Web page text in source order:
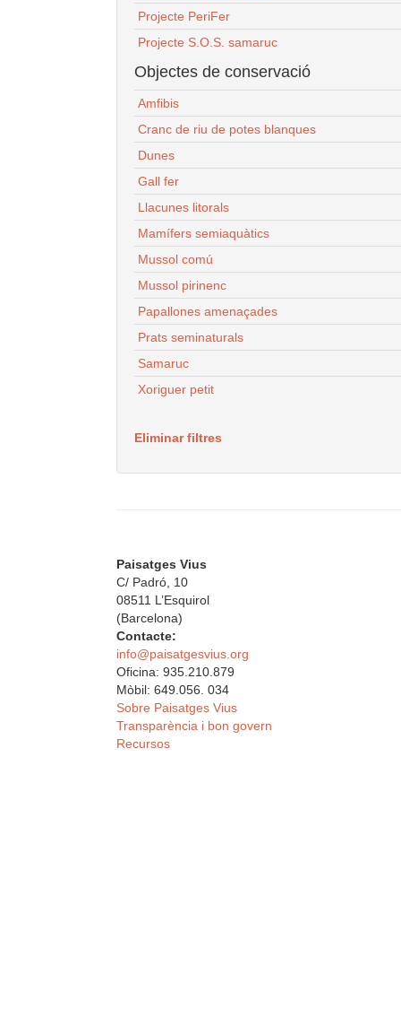
Projecte PeriFer
Projecte S.O.S. samaruc
Objectes de conservació
Amfibis
Cranc de riu de potes blanques
Dunes
Gall fer
Llacunes litorals
Mamífers semiaquàtics
Mussol comú
Mussol pirinenc
Papallones amenaçades
Prats seminaturals
Samaruc
Xoriguer petit
Eliminar filtres
Paisatges Vius
C/ Padró, 10
08511 L’Esquirol
(Barcelona)
Contacte:
info@paisatgesvius.org
Oficina: 935.210.879
Mòbil: 649.056. 034
Sobre Paisatges Vius
Transparència i bon govern
Recursos